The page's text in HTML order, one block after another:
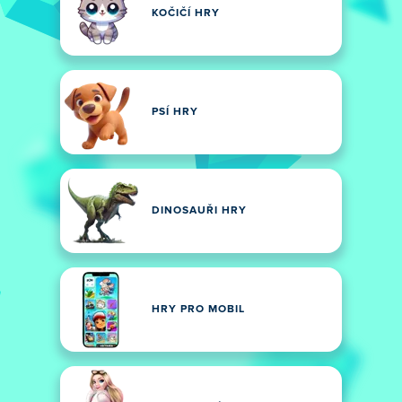
KOČIČÍ HRY
PSÍ HRY
DINOSAUŘI HRY
HRY PRO MOBIL